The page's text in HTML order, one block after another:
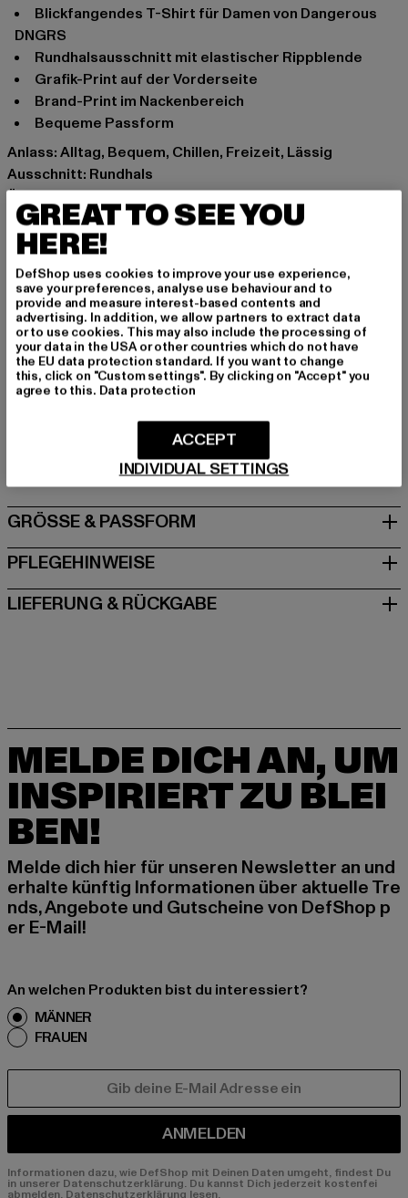
Blickfangendes T-Shirt für Damen von Dangerous
DNGRS
Rundhalsausschnitt mit elastischer Rippblende
Grafik-Print auf der Vorderseite
Brand-Print im Nackenbereich
Bequeme Passform
Anlass: Alltag, Bequem, Chillen, Freizeit, Lässig
Ausschnitt: Rundhals
Ärmelart: Kurzarm
Details: Brandlogo
Schnitt: Locker
Marke: Dangerous DNGRS
Kat.: T-Shirts
Farbe: schwarz
Hersteller Farbe: black
Materialzusammensetzung: 100% Baumwolle
Art.Nr: DLTS134-00007
Dr.-Robert-Murjahn-Straße 7 | 64372 Ober-Ramstadt |
GRÖSSE & PASSFORM
PFLEGEHINWEISE
LIEFERUNG & RÜCKGABE
MELDE DICH AN, UM
INSPIRIERT ZU BLEI
BEN!
Melde dich hier für unseren Newsletter an und
erhalte künftig Informationen über aktuelle Tre
nds, Angebote und Gutscheine von DefShop p
er E-Mail!
An welchen Produkten bist du interessiert?
MÄNNER
FRAUEN
ANMELDEN
Informationen dazu, wie DefShop mit Deinen Daten umgeht, findest Du
in unserer Datenschutzerklärung. Du kannst Dich jederzeit kostenfei
abmelden. Datenschutzerklärung lesen.
GREAT TO SEE YOU
HERE!
DefShop uses cookies to improve your use experience,
save your preferences, analyse use behaviour and to
provide and measure interest-based contents and
advertising. In addition, we allow partners to extract data
or to use cookies. This may also include the processing of
your data in the USA or other countries which do not have
the EU data protection standard. If you want to change
this, click on "Custom settings". By clicking on "Accept" you
agree to this. Data protection
INDIVIDUAL SETTINGS
ACCEPT